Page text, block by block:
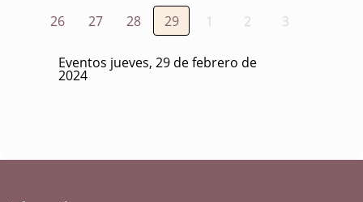
26
27 28 29 1 2 3
Eventos jueves, 29 de febrero de
2024